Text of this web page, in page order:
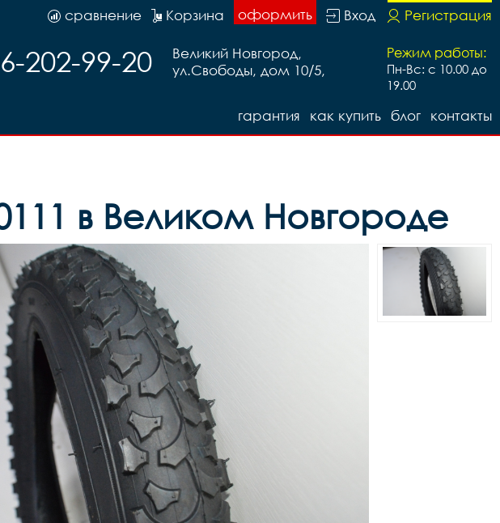
Регистрация
Вход
оформить
Корзина
сравнение
Режим работы:
Пн-Вс: с 10.00 до
19.00
Великий Новгород,
ул.Свободы, дом 10/5,
202-99-20
контакты
блог
как купить
гарантия
в Великом Новгороде